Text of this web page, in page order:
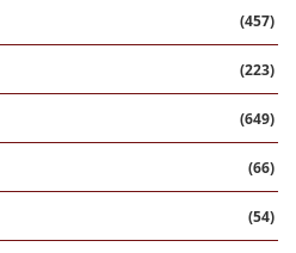
(457)
(223)
(649)
(66)
(54)